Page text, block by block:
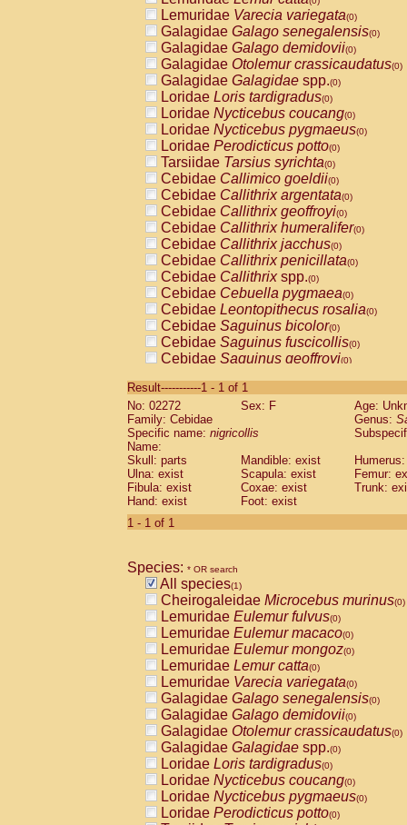
Lemuridae Varecia variegata(0)
Galagidae Galago senegalensis(0)
Galagidae Galago demidovii(0)
Galagidae Otolemur crassicaudatus(0)
Galagidae Galagidae spp.(0)
Loridae Loris tardigradus(0)
Loridae Nycticebus coucang(0)
Loridae Nycticebus pygmaeus(0)
Loridae Perodicticus potto(0)
Tarsiidae Tarsius syrichta(0)
Cebidae Callimico goeldii(0)
Cebidae Callithrix argentata(0)
Cebidae Callithrix geoffroyi(0)
Cebidae Callithrix humeralifer(0)
Cebidae Callithrix jacchus(0)
Cebidae Callithrix penicillata(0)
Cebidae Callithrixspp.(0)
Cebidae Cebuella pygmaea(0)
Cebidae Leontopithecus rosalia(0)
Cebidae Saguinus bicolor(0)
Cebidae Saguinus fuscicollis(0)
Cebidae Saguinus geoffroyi(0)
CebidaeSaguinus labiatus(0)
Cebidae Saguinus leucopus (0)
Cebidae
CebidaeSaguinus mystax
Cebidae Saguinus nigricollis (1)
Cebidae Saguinus oedipus
Cebidae Saguinus weddelli
Cebidae Saguinusspp.
Cebidae
CebidaeCebus capucinus
CebidaeCebus nigrivittatus
CebidaeCebus spp.(0)
CebidaeSaimiri boliviensis(0)
CebidaeSaimiri sciureus(0)
AtelidaeAlouatta caraya(0)
AtelidaeAlouatta fusca(0)
AtelidaeAlouatta seniculus(0)
AtelidaeAlouattaspp.(0)
AtelidaeAteles belzebuth(0)
AtelidaeAteles geoffroyi(0)
AtelidaeAteles paniscus(0)
AtelidaeAtelesspp.(0)
AtelidaeLagothrix lagothricha(0)
AtelidaeLagothrix lagothricha cana
PitheciidaeCacajao calvus
Result-----------1 - 1 of 1
No: 02272
Sex: F
Age:
Family: Cebidae
Genus:
Specific name: nigricollis
Name:
Skull: parts
Mandible: exist
Ulna: exist
Scapula: exist
Femur:
Fibula: exist
Coxae: exist
Trunk:
Hand: exist
Foot: exist
1 - 1 of 1
Species: * OR search
All species(1)
Cheirogaleidae Microcebus murinus(0)
Lemuridae Eulemur fulvus(0)
Lemuridae Eulemur macaco(0)
Lemuridae Eulemur mongoz(0)
Lemuridae Lemur catta(0)
Lemuridae Varecia variegata(0)
Galagidae Galago senegalensis(0)
Galagidae Galago demidovii(0)
Galagidae Otolemur crassicaudatus(0)
Galagidae Galagidae spp.(0)
Loridae Loris tardigradus(0)
Loridae Nycticebus coucang(0)
Loridae Nycticebus pygmaeus(0)
Loridae Perodicticus potto(0)